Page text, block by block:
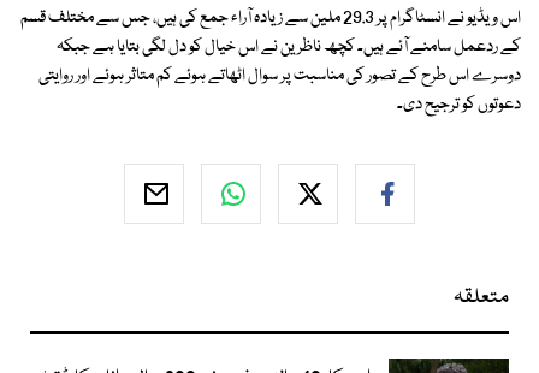
اس ویڈیو نے انسٹاگرام پر 29.3 ملین سے زیادہ آراء جمع کی ہیں، جس سے مختلف قسم
کے ردعمل سامنے آئے ہیں۔ کچھ ناظرین نے اس خیال کو دل لگی بتایا ہے جبکہ
دوسرے اس طرح کے تصور کی مناسبت پر سوال اٹھاتے ہوئے کم متاثر ہوئے اور روایتی
دعوتوں کو ترجیح دی۔
متعلقہ